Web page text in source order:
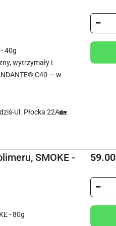
40g
wytrzymały i
C40 — w
Ul. Płocka 22A🏡
SMOKE -
- 80g
Cena:
59.00